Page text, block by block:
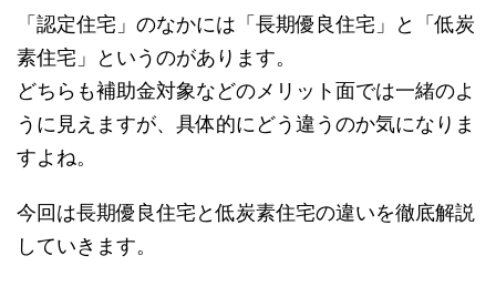
「認定住宅」のなかには「長期優良住宅」と「低炭
素住宅」というのがあります。
どちらも補助金対象などのメリット面では一緒のよ
うに見えますが、具体的にどう違うのか気になりま
すよね。
今回は長期優良住宅と低炭素住宅の違いを徹底解説
していきます。